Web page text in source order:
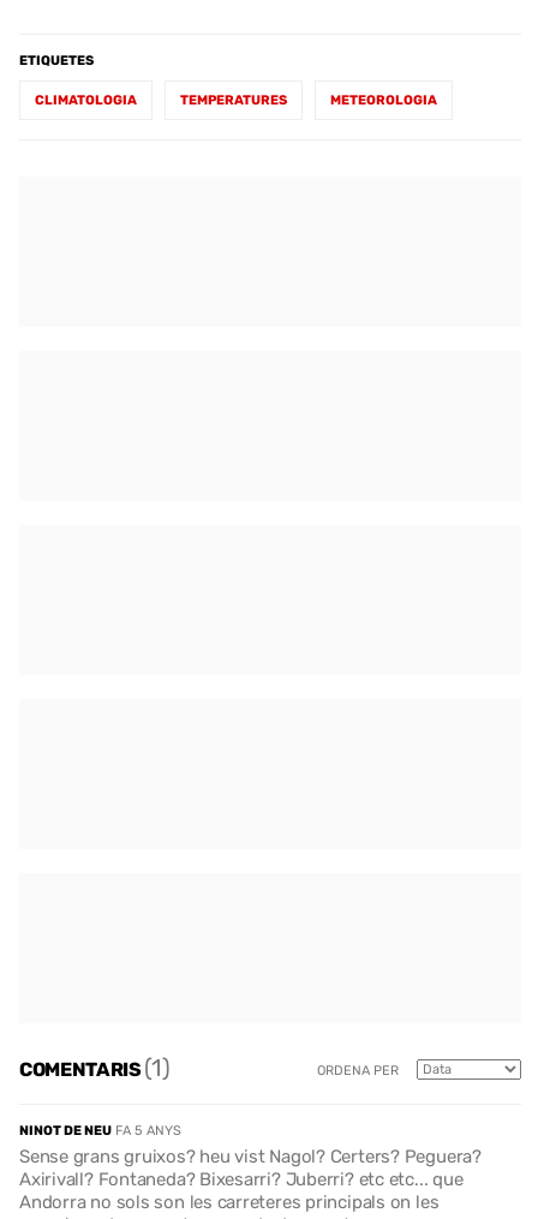
ETIQUETES
CLIMATOLOGIA TEMPERATURES METEOROLOGIA
COMENTARIS(1) ORDENA PER
NINOT DE NEU FA 5 ANYS
Sense grans gruixos? heu vist Nagol? Certers? Peguera?
Axirivall? Fontaneda? Bixesarri? Juberri? etc etc... que
Andorra no sols son les carreteres principals on les